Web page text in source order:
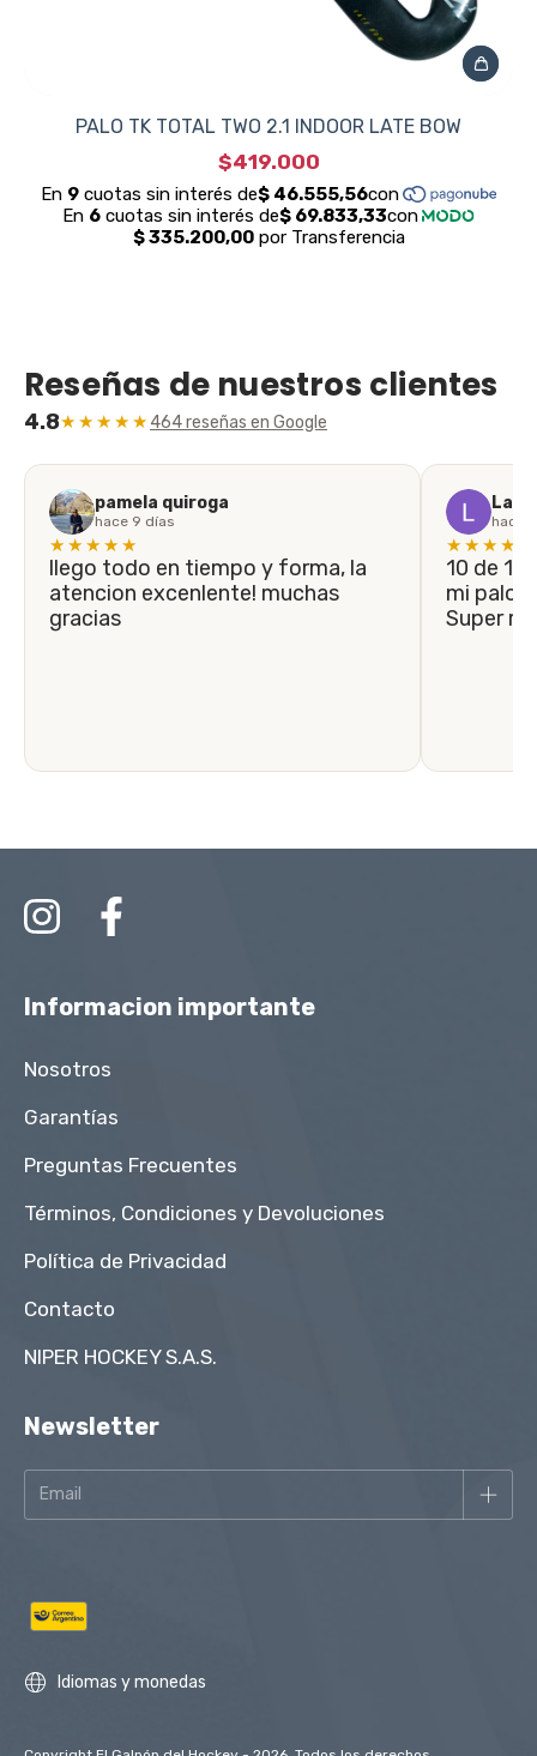
PALO TK TOTAL TWO 2.1 INDOOR LATE BOW
$419.000
Reseñas de nuestros clientes
4.8★★★★★ 464 reseñas en Google
pamela quiroga
hace 9 días
★★★★★
llego todo en tiempo y forma, la
atencion excenlente! muchas
gracias
hace
★★★★★
10 de 10! En menos de 5 días llegó
mi palo
Super
Informacion importante
Nosotros
Garantías
Preguntas Frecuentes
Términos, Condiciones y Devoluciones
Política de Privacidad
Contacto
NIPER HOCKEY S.A.S.
Newsletter
Idiomas y monedas